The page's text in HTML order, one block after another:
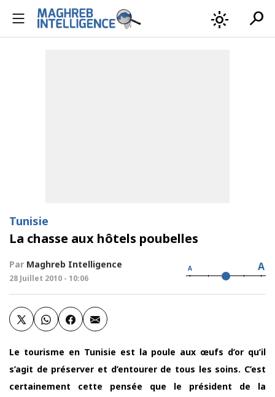
light_mode search
Tunisie
La chasse aux hôtels poubelles
Par Maghreb Intelligence
28 Juillet 2010 - 10:06
A A
Le tourisme en Tunisie est la poule aux œufs d’or qu’il
s’agit de préserver et d’entourer de tous les soins. C’est
certainement cette pensée que le président de la